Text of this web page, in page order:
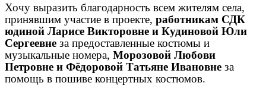
Хочу выразить благодарность всем жителям села,
принявшим участие в проекте, работникам СДК
юдиной Ларисе Викторовне и Кудиновой Юли
Сергеевне за предоставленные костюмы и
музыкальные номера, Морозовой Любови
Петровне и Фёдоровой Татьяне Ивановне за
помощь в пошиве концертных костюмов.